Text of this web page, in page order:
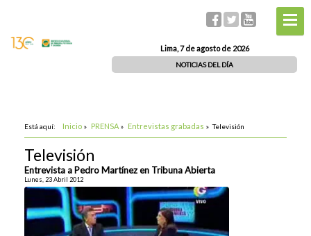
Lima, 7 de agosto de 2026
NOTICIAS DEL DÍA
Está aquí: Inicio » PRENSA » Entrevistas grabadas » Televisión
Televisión
Entrevista a Pedro Martínez en Tribuna Abierta
Lunes, 23 Abril 2012